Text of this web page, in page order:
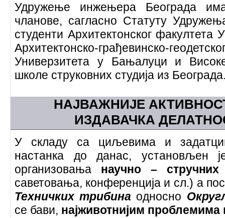
Удружење инжењера Београда
чланове, сагласно Статуту
студенти Архитектонског факултета
Архитектонско-грађевинско-
Универзитета у Бањалуци и Високе
школе струковних студија из
НАЈВАЖНИЈЕ
ИЗДАВАЧКА
У складу са циљевима и
настанка до данас, установљен
организовања научно –
саветовања, конференција и сл.) а
Техничких трибина односно
се бави, најживотнијим проблемима